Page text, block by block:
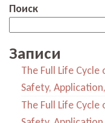
Поиск
Записи
The Full Life
Safety,
The Full Life